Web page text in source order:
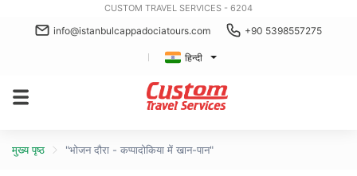
CUSTOM TRAVEL SERVICES - 6204
info@istanbulcappadociatours.com +90 5398557275
हिन्दी
मुख्य पृष्ठ "भोजन दौरा - कप्पादोकिया में खान-पान"